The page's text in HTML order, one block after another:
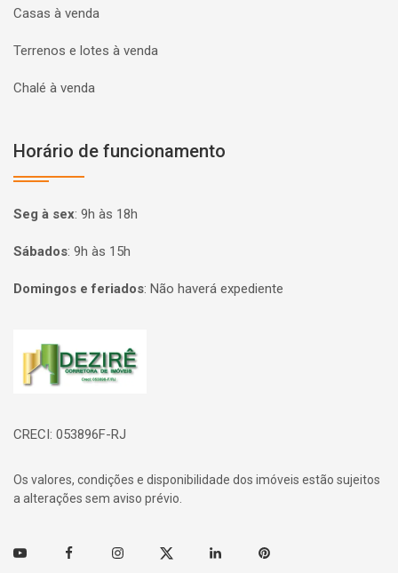
Casas à venda
Terrenos e lotes à venda
Chalé à venda
Horário de funcionamento
Seg à sex: 9h às 18h
Sábados: 9h às 15h
Domingos e feriados: Não haverá expediente
Página inicial
CRECI: 053896F-RJ
Os valores, condições e disponibilidade dos imóveis estão sujeitos
a alterações sem aviso prévio.
Youtube FacebookInstagramTwitter Linkedin Pinterest